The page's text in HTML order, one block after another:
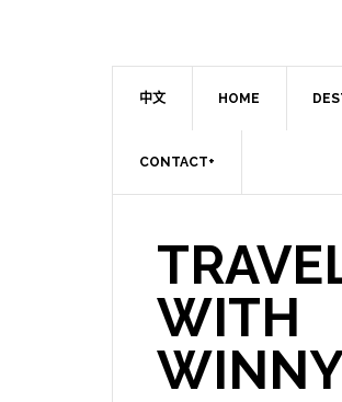
中文 HOME
CONTACT+
WITH